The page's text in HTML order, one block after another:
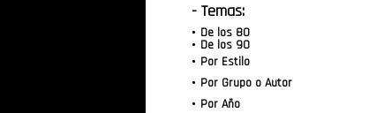
- Temas:
De los 80
De los 90
Por Estilo
Por Grupo o Autor
Por Año